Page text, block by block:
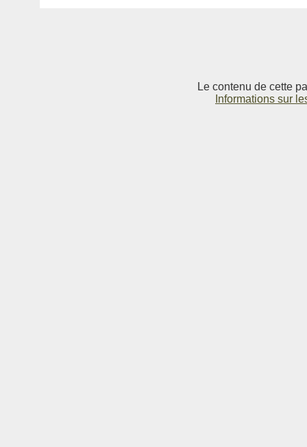
Le contenu de cette
Informations sur